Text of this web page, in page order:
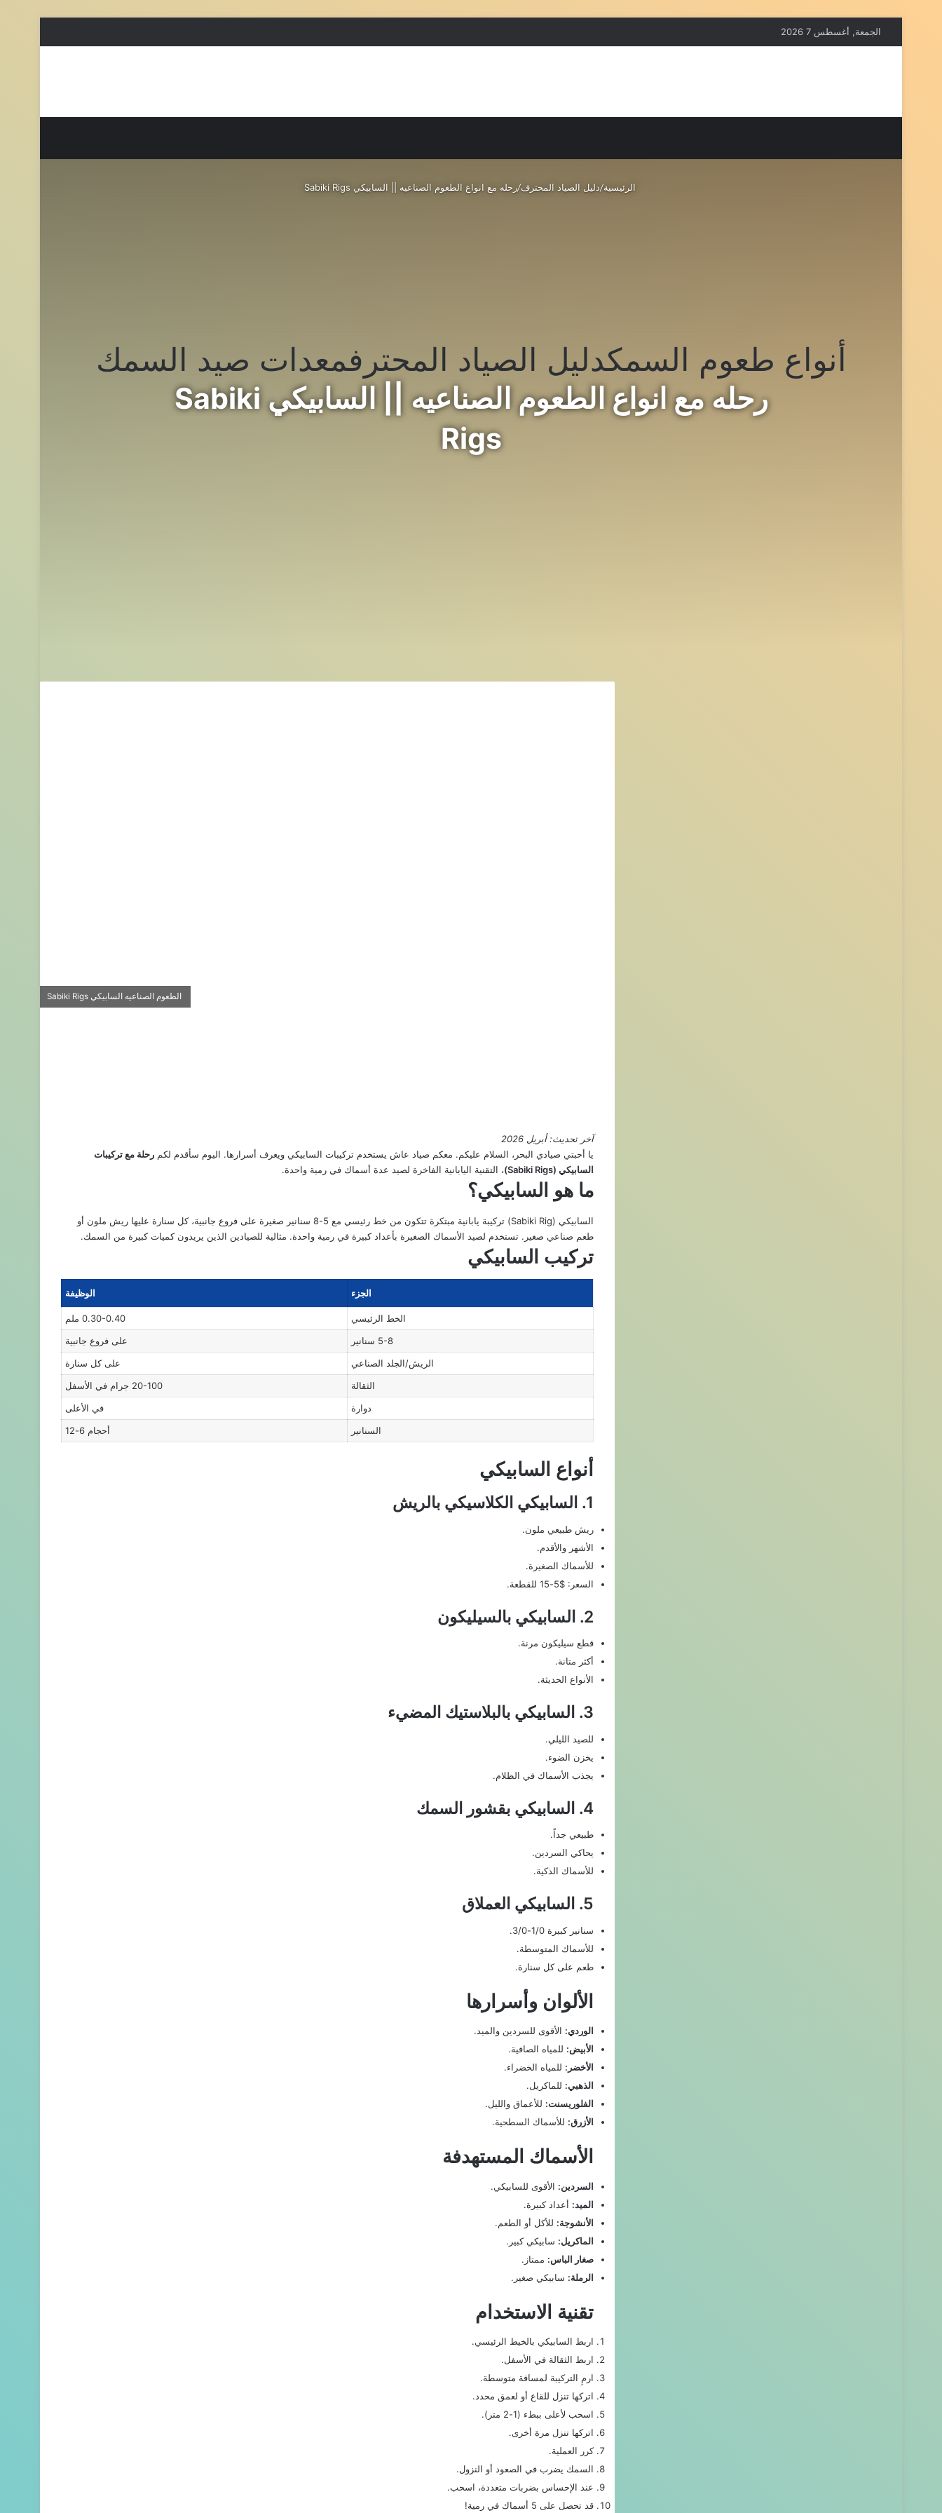
الجمعة, أغسطس 7 2026
الرئيسية/دليل الصياد المحترف/رحله مع انواع الطعوم الصناعيه || السابيكي Sabiki Rigs
أنواع طعوم السمكدليل الصياد المحترفمعدات صيد السمك
رحله مع انواع الطعوم الصناعيه || السابيكي Sabiki
Rigs
الطعوم الصناعيه السابيكي Sabiki Rigs
آخر تحديث: أبريل 2026
يا أحبتي صيادي البحر، السلام عليكم. معكم صياد عاش يستخدم تركيبات السابيكي ويعرف أسرارها. اليوم سأقدم لكم رحلة مع تركيبات
السابيكي (Sabiki Rigs)
، التقنية اليابانية الفاخرة لصيد عدة أسماك في رمية واحدة.
ما هو السابيكي؟
السابيكي (Sabiki Rig) تركيبة يابانية مبتكرة تتكون من خط رئيسي مع 5-8 سنانير صغيرة على فروع جانبية، كل سنارة عليها ريش ملون أو
طعم صناعي صغير. تستخدم لصيد الأسماك الصغيرة بأعداد كبيرة في رمية واحدة. مثالية للصيادين الذين يريدون كميات كبيرة من السمك.
تركيب السابيكي
الجزء الوظيفة
الخط الرئيسي
0.30-0.40 ملم
5-8 سنانير
على فروع جانبية
الريش/الجلد الصناعي
على كل سنارة
الثقالة
20-100 جرام في الأسفل
دوارة
في الأعلى
السنانير
أحجام 6-12
أنواع السابيكي
1. السابيكي الكلاسيكي بالريش
ريش طبيعي ملون.
الأشهر والأقدم.
للأسماك الصغيرة.
السعر: $5-15 للقطعة.
2. السابيكي بالسيليكون
قطع سيليكون مرنة.
أكثر متانة.
الأنواع الحديثة.
3. السابيكي بالبلاستيك المضيء
للصيد الليلي.
يخزن الضوء.
يجذب الأسماك في الظلام.
4. السابيكي بقشور السمك
طبيعي جداً.
يحاكي السردين.
للأسماك الذكية.
5. السابيكي العملاق
سنانير كبيرة 1/0-3/0.
للأسماك المتوسطة.
طعم على كل سنارة.
الألوان وأسرارها
الوردي: الأقوى للسردين والميد.
الأبيض: للمياه الصافية.
الأخضر: للمياه الخضراء.
الذهبي: للماكريل.
الفلوريسنت: للأعماق والليل.
الأزرق: للأسماك السطحية.
الأسماك المستهدفة
السردين: الأقوى للسابيكي.
الميد: أعداد كبيرة.
الأنشوجة: للأكل أو الطعم.
الماكريل: سابيكي كبير.
صغار الباس: ممتاز.
الرملة: سابيكي صغير.
تقنية الاستخدام
اربط السابيكي بالخيط الرئيسي.
اربط الثقالة في الأسفل.
ارمِ التركيبة لمسافة متوسطة.
اتركها تنزل للقاع أو لعمق محدد.
اسحب لأعلى ببطء (1-2 متر).
اتركها تنزل مرة أخرى.
كرر العملية.
السمك يضرب في الصعود أو النزول.
عند الإحساس بضربات متعددة، اسحب.
قد تحصل على 5 أسماك في رمية!